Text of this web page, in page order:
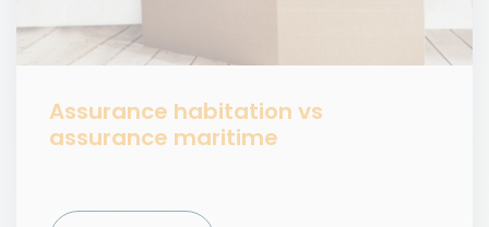
Assurance habitation vs
assurance maritime